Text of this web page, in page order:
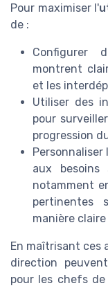
Pour maximiser l'
de :
Configurer
montrent
et les
Utiliser des
pour
progression
Personnaliser
aux besoins
notamment
pertinentes
manière
En maîtrisant ces
direction
pour les chefs